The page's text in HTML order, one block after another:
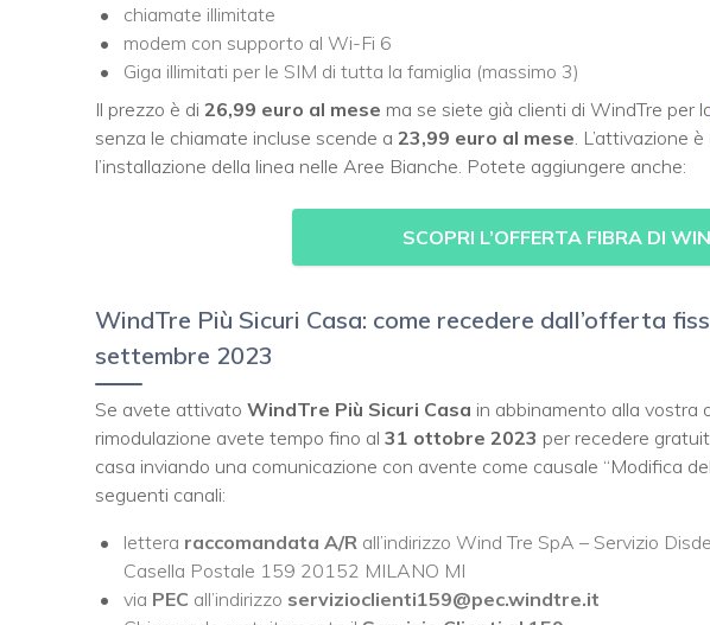
chiamate illimitate
modem con supporto al Wi-Fi 6
Giga illimitati per le SIM di tutta la famiglia (massimo 3)
Il prezzo è di 26,99 euro al mese ma se siete già clienti di WindTre per
senza le chiamate incluse scende a 23,99 euro al mese. L’attivazione
l’installazione della linea nelle Aree Bianche. Potete aggiungere anche:
SCOPRI L’OFFERTA FIBRA DI
WindTre Più Sicuri Casa: come recedere dall’offerta
settembre 2023
Se avete attivato WindTre Più Sicuri Casa in abbinamento alla
rimodulazione avete tempo fino al 31 ottobre 2023 per recedere
casa inviando una comunicazione con avente come causale “Modifica
seguenti canali:
lettera raccomandata A/R all’indirizzo Wind Tre SpA – Servizio
Casella Postale 159 20152 MILANO MI
via PEC all’indirizzo servizioclienti159@pec.windtre.it